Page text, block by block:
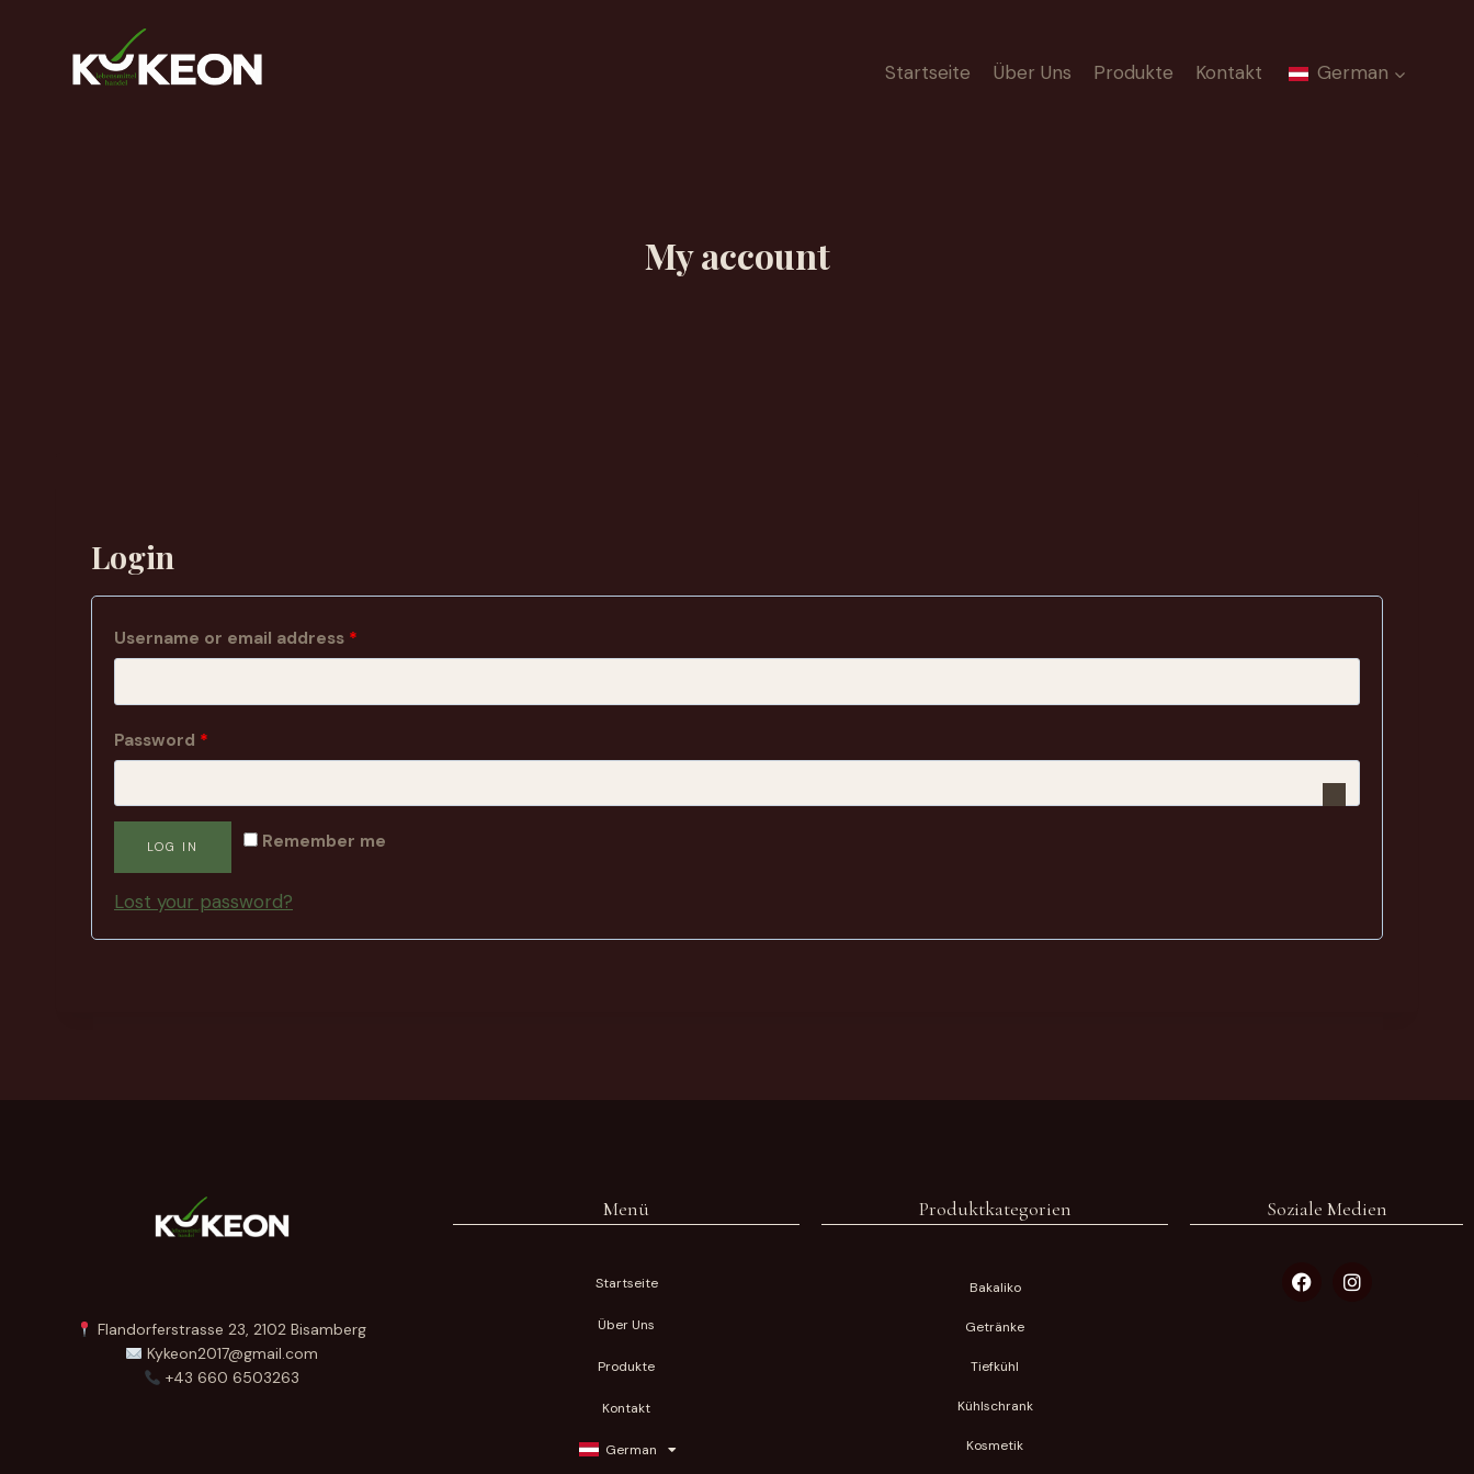
Startseite Über Uns Produkte Kontakt German
My account
Login
Username or email address *
Password *
Remember me
LOG IN
Lost your password?
Flandorferstrasse 23, 2102 Bisamberg
Kykeon2017@gmail.com
+43 660 6503263
Menü
Startseite
Über Uns
Produkte
Kontakt
German
Produktkategorien
Bakaliko
Getränke
Tiefkühl
Kühlschrank
Kosmetik
Soziale Medien